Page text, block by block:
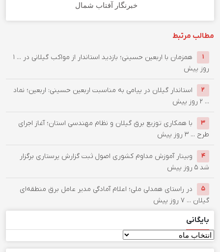
خبرنگار آفتاب شمال
مطالب مرتبط
1 همزمان با اربعین حسینی؛ بازدید استاندار از مواکب گیلانی در ... 1
روز پیش
2
استاندار گیلان در پیامی به مناسبت اربعین حسینی: اربعین؛ نماد
... 2 روز پیش
3
با همکاری توزیع برق گیلان و نظام مهندسی استان؛ آغاز اجرای
طرح ... 3 روز پیش
4
وبینار آموزش مداوم کشوری اصول ثبت گزارش پرستاری برگزار
شد 5 روز پیش
5
در راستای همدلی ملی؛ اعلام آمادگی مدیر عامل برق منطقه‌ای
گیلان ... 7 روز پیش
بایگانی
بایگانی